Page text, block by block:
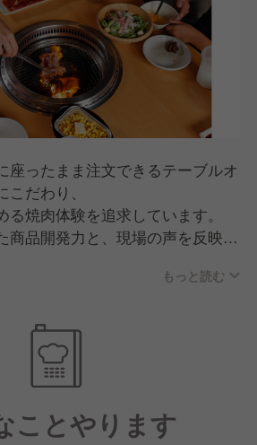
座ったまま注文できるテーブルオ
こだわり、
る焼肉体験を追求しています。
商品開発力と、現場の声を反映す
スのバランスが高く評価され、
もっと読む
ことやります